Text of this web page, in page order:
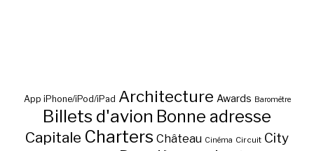
App iPhone/iPod/iPad Architecture Awards Baromètre
Billets d'avion Bonne adresse
Capitale Charters Château Cinéma Circuit City